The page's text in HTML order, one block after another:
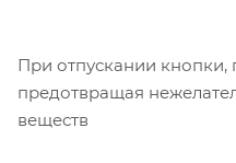
При отпускании кнопки,
предотвращая
веществ